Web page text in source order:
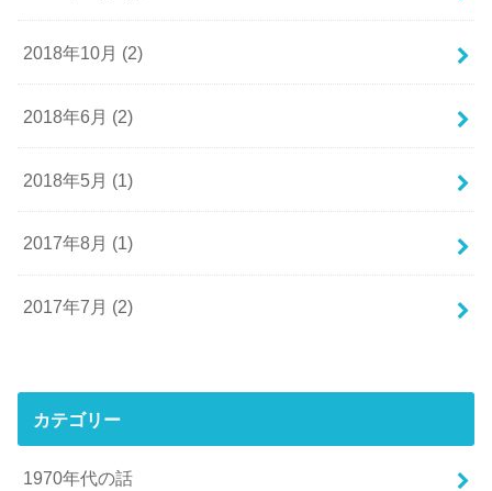
2018年10月 (2)
2018年6月 (2)
2018年5月 (1)
2017年8月 (1)
2017年7月 (2)
カテゴリー
1970年代の話